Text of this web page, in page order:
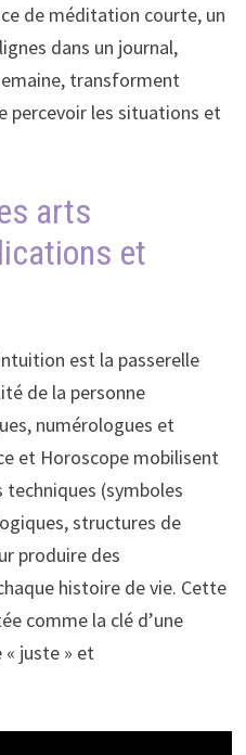
de méditation courte, un
dans un journal,
transforment
percevoir les situations et
arts
et
est la passerelle
de la personne
numérologues et
et Horoscope mobilisent
techniques (symboles
structures de
produire des
histoire de vie. Cette
comme la clé d’une
juste » et